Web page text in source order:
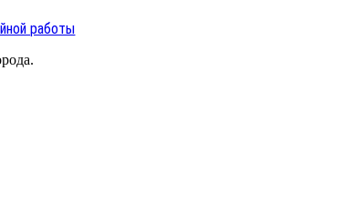
работы